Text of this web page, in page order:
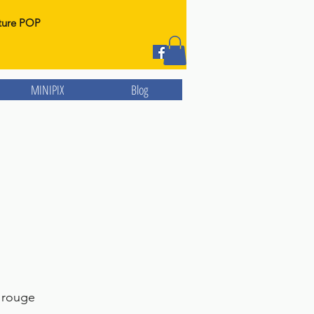
POP
MINIPIX Blog